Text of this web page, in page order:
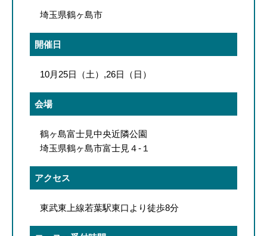
埼玉県鶴ヶ島市
開催日
10月25日（土）,26日（日）
会場
鶴ヶ島富士見中央近隣公園
埼玉県鶴ヶ島市富士見４-１
アクセス
東武東上線若葉駅東口より徒歩8分